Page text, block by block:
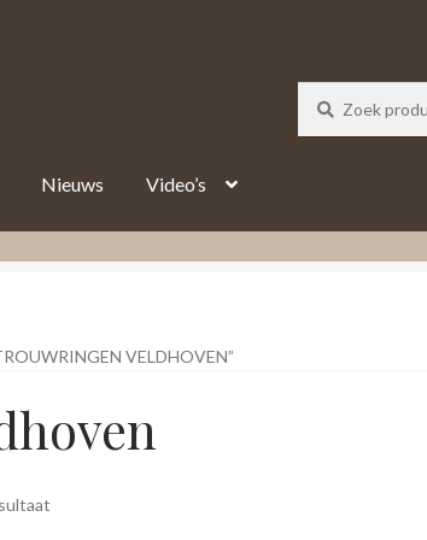
Nieuws Video’s
VELDHOVEN”